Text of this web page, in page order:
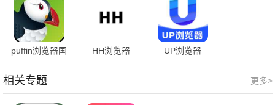
puffin浏览器国
HH浏览器 UP浏览器
更多>
相关专题